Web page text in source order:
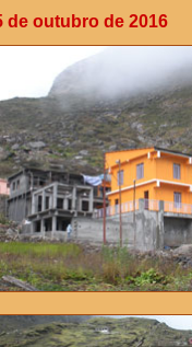
de outubro de 2016